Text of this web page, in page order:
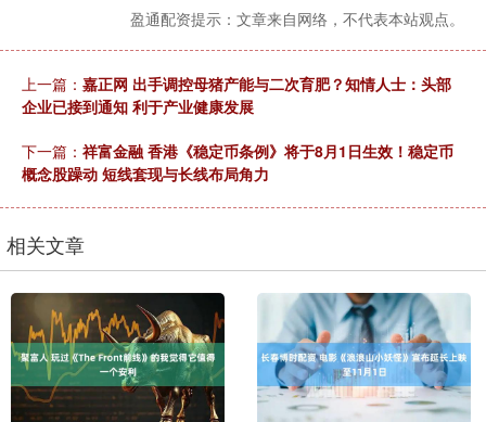
盈通配资提示：文章来自网络，不代表本站观点。
上一篇： 嘉正网 出手调控母猪产能与二次育肥？知情人士：头部
企业已接到通知 利于产业健康发展
下一篇： 祥富金融 香港《稳定币条例》将于8月1日生效！稳定币
概念股躁动 短线套现与长线布局角力
相关文章